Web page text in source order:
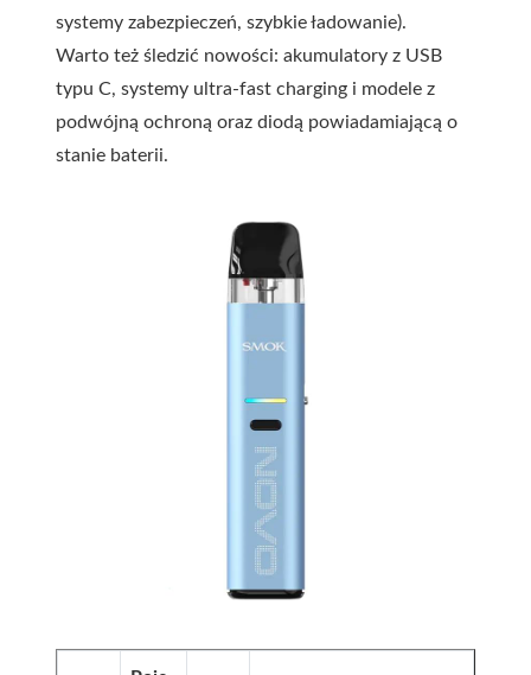
systemy zabezpieczeń, szybkie ładowanie).
Warto też śledzić nowości: akumulatory z USB
typu C, systemy ultra-fast charging i modele z
podwójną ochroną oraz diodą powiadamiającą o
stanie baterii.